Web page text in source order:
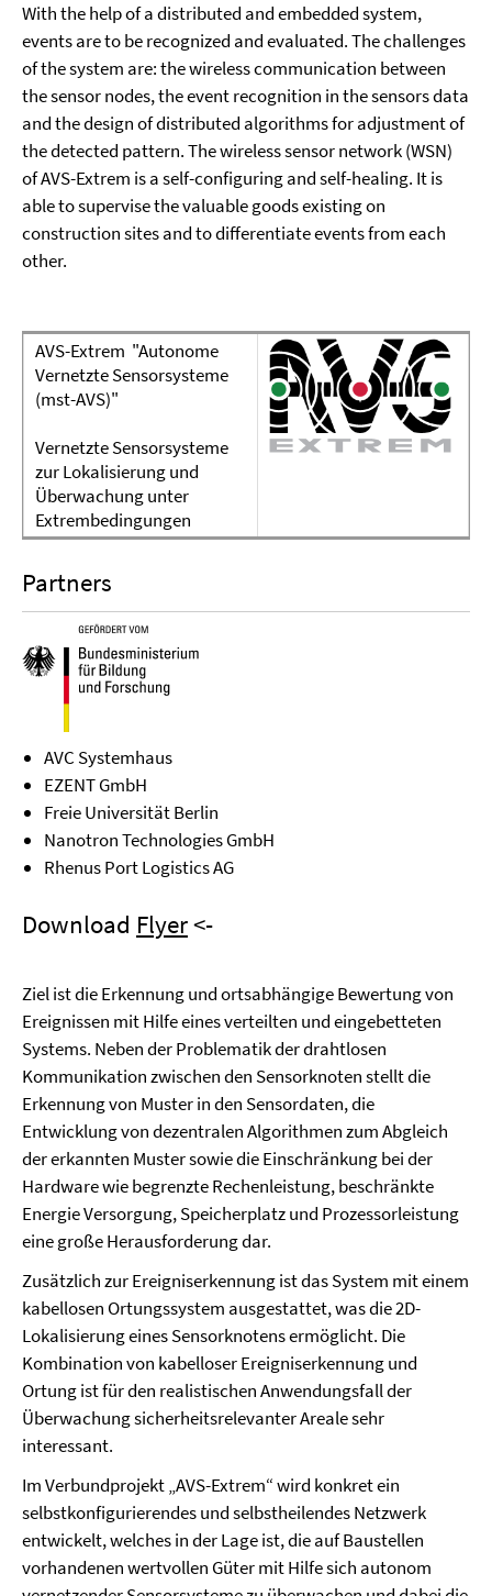
With the help of a distributed and embedded system,
events are to be recognized and evaluated. The challenges
of the system are: the wireless communication between
the sensor nodes, the event recognition in the sensors data
and the design of distributed algorithms for adjustment of
the detected pattern. The wireless sensor network (WSN)
of AVS-Extrem is a self-configuring and self-healing. It is
able to supervise the valuable goods existing on
construction sites and to differentiate events from each
other.
AVS-Extrem "Autonome
Vernetzte Sensorsysteme
(mst-AVS)"
Vernetzte Sensorsysteme
zur Lokalisierung und
Überwachung unter
Extrembedingungen
Partners
AVC Systemhaus
EZENT GmbH
Freie Universität Berlin
Nanotron Technologies GmbH
Rhenus Port Logistics AG
Download Flyer<-
Ziel ist die Erkennung undortsabhängigeBewertung von
Ereignissen mit Hilfe eines verteilten und eingebetteten
Systems. Neben der Problematik der drahtlosen
Kommunikation zwischen den Sensorknoten stellt die
Erkennung von Muster in den Sensordaten, die
Entwicklung von dezentralen Algorithmen zum Abgleich
der erkannten Muster sowie die Einschränkung bei der
Hardware wie begrenzte Rechenleistung, beschränkte
Energie Versorgung, Speicherplatz und Prozessorleistung
eine große Herausforderung dar.
Zusätzlich zur Ereigniserkennung ist das System mit einem
kabellosen Ortungssystem ausgestattet, was die 2D-
Lokalisierung eines Sensorknotens ermöglicht. Die
Kombination von kabelloser Ereigniserkennung und
Ortung ist für den realistischen Anwendungsfall der
Überwachung sicherheitsrelevanter Areale sehr
interessant.
Im Verbundprojekt „AVS-Extrem“ wird konkret ein
selbstkonfigurierendes und selbstheilendes Netzwerk
entwickelt, welches in der Lage ist, die auf Baustellen
vorhandenen wertvollen Güter mit Hilfe sich autonom